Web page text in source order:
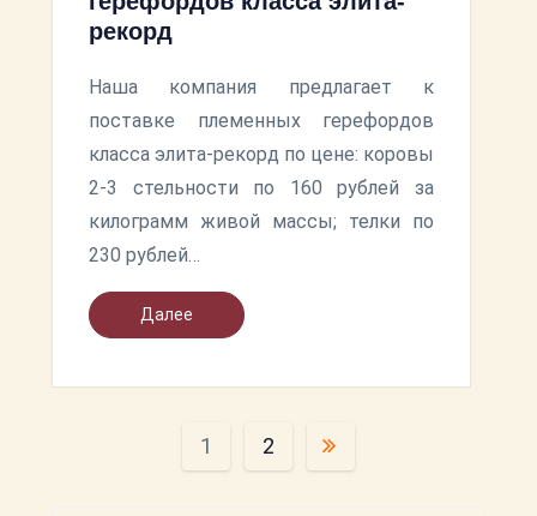
рекорд
Наша компания предлагает к
поставке племенных герефордов
класса элита-рекорд по цене:​ коровы
2-3 стельности по 160 рублей за
килограмм живой массы;​ телки по
230 рублей…
Далее
Пагинация
1 2